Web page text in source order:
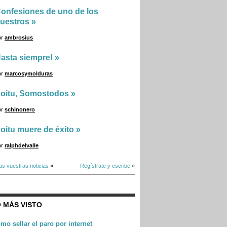
de uno de los
»
ambrosius
siempre! »
marcosymolduras
Somostodos »
schinonero
muere de éxito »
ralphdelvalle
vuestras noticias » Regístrate y escribe »
MÁS VISTO
sellar el paro por internet